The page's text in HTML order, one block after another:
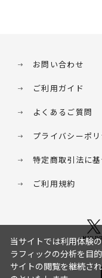
お問い合わせ
ご利用ガイド
よくあるご質問
プライバシーポ
特定商取引法に
ご利用規約
当サイトでは利用体験
ラフィックの分析を目
サイトの閲覧を継続さ